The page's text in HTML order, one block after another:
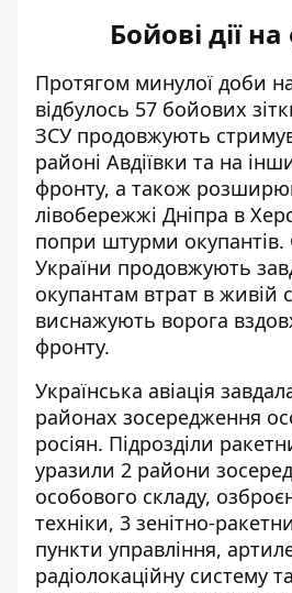
Бойові дії
Протягом минулої доби
відбулось 57 бойових
ЗСУ продовжують
районі Авдіївки та на
фронту, а також
лівобережжі Дніпра в
попри штурми
України продовжують
окупантам втрат в живій
виснажують ворога вздовж
фронту.
Українська авіація
районах зосередження
росіян. Підрозділи
уразили 2 райони
особового складу,
техніки, 3 зенітно-
пункти управління,
радіолокаційну систему